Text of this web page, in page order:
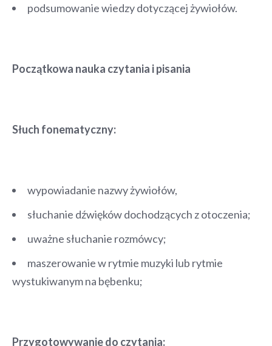
podsumowanie wiedzy dotyczącej żywiołów.
Początkowa nauka czytania i pisania
Słuch fonematyczny:
wypowiadanie nazwy żywiołów,
słuchanie dźwięków dochodzących z otoczenia;
uważne słuchanie rozmówcy;
maszerowanie w rytmie muzyki lub rytmie
wystukiwanym na bębenku;
Przygotowywanie do czytania: